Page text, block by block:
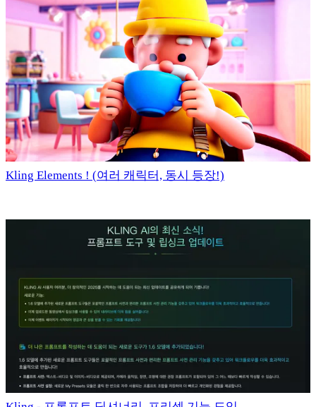
Kling Elements ! (여러 캐릭터, 동시 등장!)